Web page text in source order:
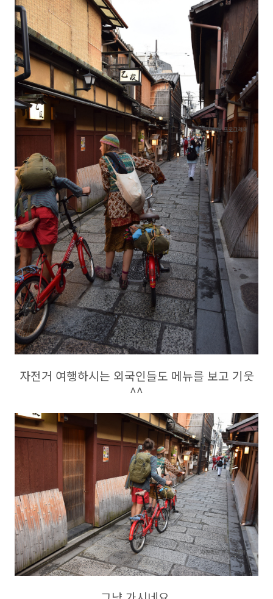
자전거 여행하시는 외국인들도 메뉴를 보고 기웃
^^